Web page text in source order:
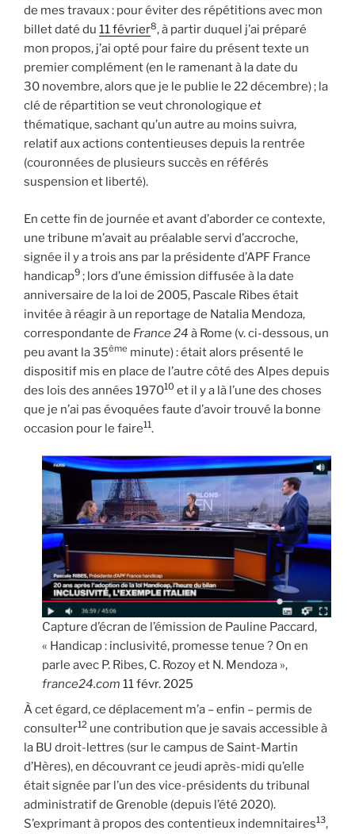
de mes travaux : pour éviter des répétitions avec mon
billet daté du 11 février8, à partir duquel j’ai préparé
mon propos, j’ai opté pour faire du présent texte un
premier complément (en le ramenant à la date du
30 novembre, alors que je le publie le 22 décembre) ; la
clé de répartition se veut chronologique et
thématique, sachant qu’un autre au moins suivra,
relatif aux actions contentieuses depuis la rentrée
(couronnées de plusieurs succès en référés
suspension et liberté).
En cette fin de journée et avant d’aborder ce contexte,
une tribune m’avait au préalable servi d’accroche,
signée il y a trois ans par la présidente d’APF France
handicap9 ; lors d’une émission diffusée à la date
anniversaire de la loi de 2005, Pascale Ribes était
invitée à réagir à un reportage de Natalia Mendoza,
correspondante de France 24 à Rome (v. ci-dessous, un
peu avant la 35ème minute) : était alors présenté le
dispositif mis en place de l’autre côté des Alpes depuis
des lois des années 197010 et il y a là l’une des choses
que je n’ai pas évoquées faute d’avoir trouvé la bonne
occasion pour le faire11.
Capture d’écran de l’émission de Pauline Paccard,
« Handicap : inclusivité, promesse tenue ? On en
parle avec P. Ribes, C. Rozoy et N. Mendoza »,
france24.com 11 févr. 2025
À cet égard, ce déplacement m’a – enfin – permis de
consulter12 une contribution que je savais accessible à
la BU droit-lettres (sur le campus de Saint-Martin
d’Hères), en découvrant ce jeudi après-midi qu’elle
était signée par l’un des vice-présidents du tribunal
administratif de Grenoble (depuis l’été 2020).
S’exprimant à propos des contentieux indemnitaires13,